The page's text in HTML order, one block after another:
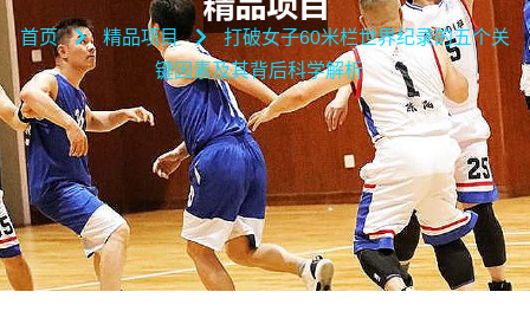
首页 精品项目
打破女子60米栏世界纪录的五个关
键因素及其背后科学解析